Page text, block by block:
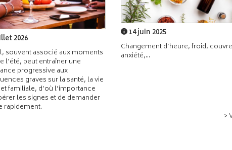
2026
souvent associé aux moments
l’été, peut entraîner une
progressive aux
graves sur la santé, la vie
familiale, d’où l’importance
les signes et de demander
rapidement.
14 juin 2025
Changement d’heure, froid,
anxiété,...
>